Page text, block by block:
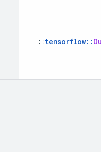
:: tensorflow::